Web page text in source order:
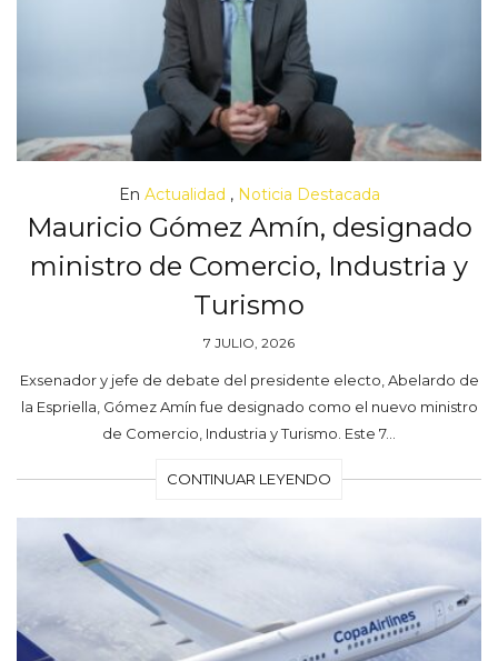
En Actualidad , Noticia Destacada
Mauricio Gómez Amín, designado
ministro de Comercio, Industria y
Turismo
7 JULIO, 2026
Exsenador y jefe de debate del presidente electo, Abelardo de
la Espriella, Gómez Amín fue designado como el nuevo ministro
de Comercio, Industria y Turismo. Este 7…
CONTINUAR LEYENDO